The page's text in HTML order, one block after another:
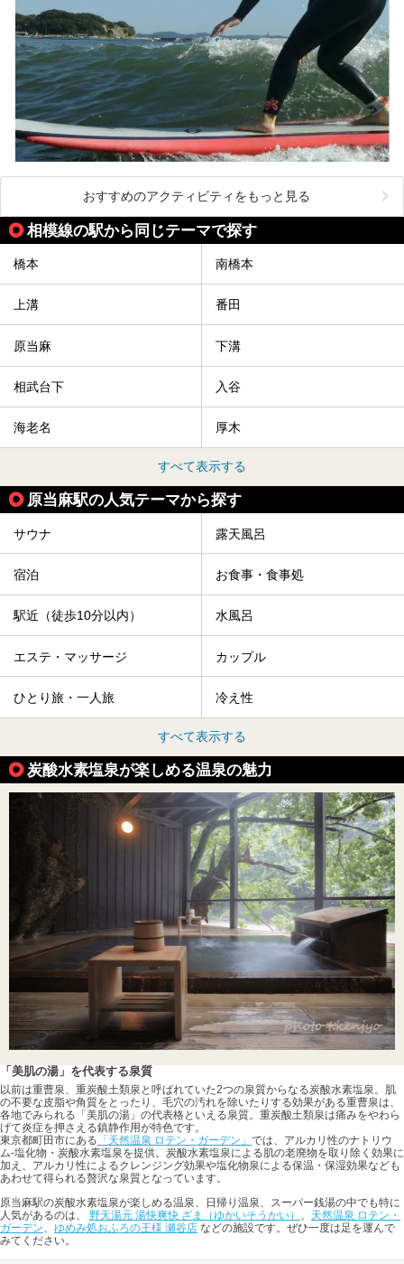
おすすめのアクティビティをもっと見る
相模線の駅から同じテーマで探す
橋本 南橋本
上溝 番田
原当麻 下溝
相武台下 入谷
海老名 厚木
すべて表示する
原当麻駅の人気テーマから探す
サウナ 露天風呂
宿泊 お食事・食事処
駅近（徒歩10分以内） 水風呂
エステ・マッサージ カップル
ひとり旅・一人旅 冷え性
すべて表示する
炭酸水素塩泉が楽しめる温泉の魅力
「美肌の湯」を代表する泉質
以前は重曹泉、重炭酸土類泉と呼ばれていた2つの泉質からなる炭酸水素塩泉。肌
の不要な皮脂や角質をとったり、毛穴の汚れを除いたりする効果がある重曹泉は、
各地でみられる「美肌の湯」の代表格といえる泉質。重炭酸土類泉は痛みをやわら
げて炎症を押さえる鎮静作用が特色です。
東京都町田市にある 「天然温泉 ロテン・ガーデン」 では、アルカリ性のナトリウ
ム-塩化物・炭酸水素塩泉を提供。炭酸水素塩泉による肌の老廃物を取り除く効果に
加え、アルカリ性によるクレンジング効果や塩化物泉による保温・保湿効果なども
あわせて得られる贅沢な泉質となっています。
原当麻駅の炭酸水素塩泉が楽しめる温泉、日帰り温泉、スーパー銭湯の中でも特に
人気があるのは、 野天湯元 湯快爽快 ざま（ゆかいそうかい） 、 天然温泉 ロテン・
ガーデン、 ゆめみ処おふろの王様 瀬谷店 などの施設です。ぜひ一度は足を運んで
みてください。